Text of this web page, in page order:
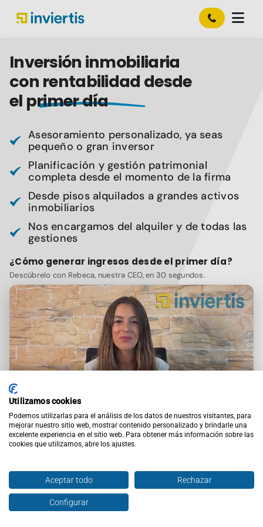
Inversión inmobiliaria
con rentabilidad desde
el primer día
Asesoramiento personalizado, ya seas
pequeño o gran inversor
Planificación y gestión patrimonial
completa desde el momento de la firma
Desde pisos alquilados a grandes activos
inmobiliarios
Nos encargamos del alquiler y de todas las
gestiones
¿Cómo generar ingresos desde el primer día?
Descúbrelo con Rebeca, nuestra CEO, en 30 segundos.
Agendar asesoría gratuita
DONDE
Buscar
Utilizamos cookies
Podemos utilizarlas para el análisis de los datos de nuestros visitantes, para
mejorar nuestro sitio web, mostrar contenido personalizado y brindarle una
excelente experiencia en el sitio web. Para obtener más información sobre las
cookies que utilizamos, abre los ajustes.
Aceptar todo Rechazar
Configurar